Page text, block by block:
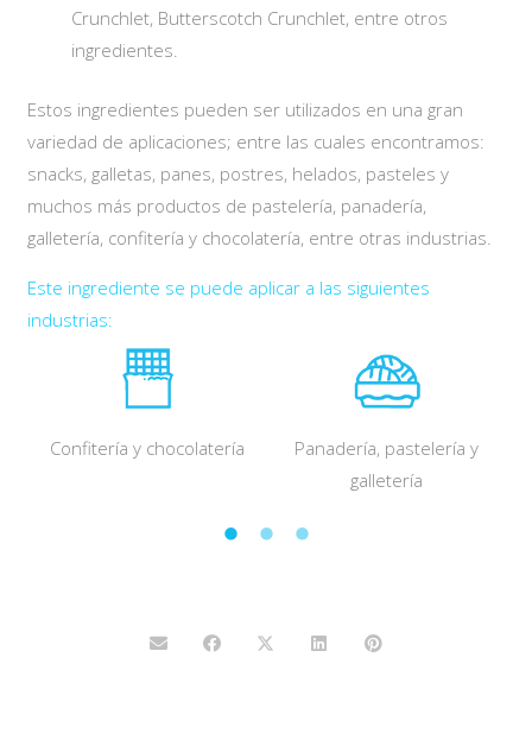
Crunchlet, Butterscotch Crunchlet, entre otros
ingredientes.
Estos ingredientes pueden ser utilizados en una gran
variedad de aplicaciones; entre las cuales encontramos:
snacks, galletas, panes, postres, helados, pasteles y
muchos más productos de pastelería, panadería,
galletería, confitería y chocolatería, entre otras industrias.
Este ingrediente se puede aplicar a las siguientes
industrias:
Confitería y chocolatería
Panadería, pastelería y
galletería